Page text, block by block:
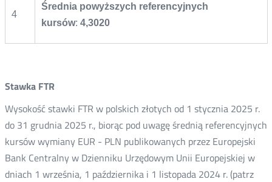
4
Średnia powyższych referencyjnych
kursów: 4,3020
Stawka FTR
Wysokość stawki FTR w polskich złotych od 1 stycznia 2025 r.
do 31 grudnia 2025 r., biorąc pod uwagę średnią referencyjnych
kursów wymiany EUR - PLN publikowanych przez Europejski
Bank Centralny w Dzienniku Urzędowym Unii Europejskiej w
dniach 1 września, 1 października i 1 listopada 2024 r. (patrz